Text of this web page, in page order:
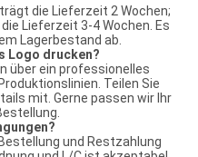
die Lieferzeit 2 Wochen;
Lieferzeit 3-4 Wochen. Es
Lagerbestand ab.
Logo drucken?
über ein professionelles
Teilen Sie
mit. Gerne passen wir Ihr
und Restzahlung